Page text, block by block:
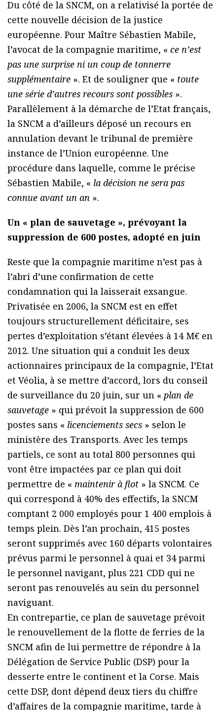
Du côté de la SNCM, on a relativisé la portée de
cette nouvelle décision de la justice
européenne. Pour Maître Sébastien Mabile,
l’avocat de la compagnie maritime, « ce n’est
pas une surprise ni un coup de tonnerre
supplémentaire ». Et de souligner que « toute
une série d’autres recours sont possibles ».
Parallèlement à la démarche de l’Etat français,
la SNCM a d’ailleurs déposé un recours en
annulation devant le tribunal de première
instance de l’Union européenne. Une
procédure dans laquelle, comme le précise
Sébastien Mabile, « la décision ne sera pas
connue avant un an ».
Un « plan de sauvetage », prévoyant la
suppression de 600 postes, adopté en juin
Reste que la compagnie maritime n’est pas à
l’abri d’une confirmation de cette
condamnation qui la laisserait exsangue.
Privatisée en 2006, la SNCM est en effet
toujours structurellement déficitaire, ses
pertes d’exploitation s’étant élevées à 14 M€ en
2012. Une situation qui a conduit les deux
actionnaires principaux de la compagnie, l’Etat
et Véolia, à se mettre d’accord, lors du conseil
de surveillance du 20 juin, sur un « plan de
sauvetage » qui prévoit la suppression de 600
postes sans « licenciements secs » selon le
ministère des Transports. Avec les temps
partiels, ce sont au total 800 personnes qui
vont être impactées par ce plan qui doit
permettre de « maintenir à flot » la SNCM. Ce
qui correspond à 40% des effectifs, la SNCM
comptant 2 000 employés pour 1 400 emplois à
temps plein. Dès l’an prochain, 415 postes
seront supprimés avec 160 départs volontaires
prévus parmi le personnel à quai et 34 parmi
le personnel navigant, plus 221 CDD qui ne
seront pas renouvelés au sein du personnel
naviguant.
En contrepartie, ce plan de sauvetage prévoit
le renouvellement de la flotte de ferries de la
SNCM afin de lui permettre de répondre à la
Délégation de Service Public (DSP) pour la
desserte entre le continent et la Corse. Mais
cette DSP, dont dépend deux tiers du chiffre
d’affaires de la compagnie maritime, tarde à